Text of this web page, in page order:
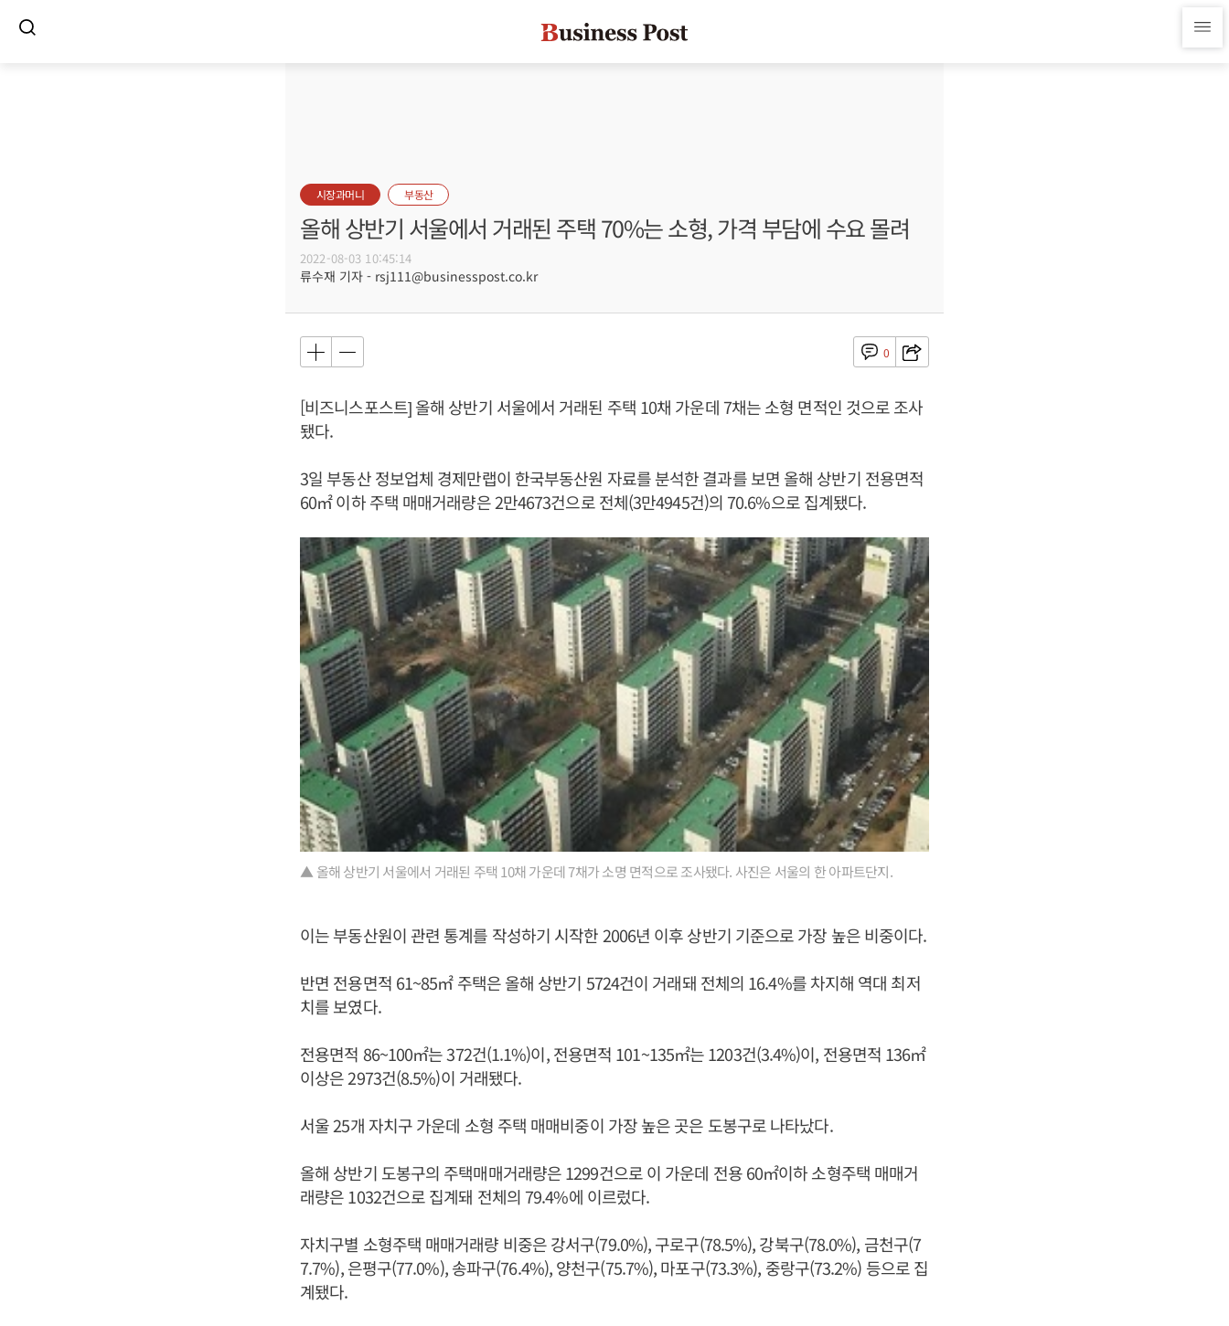
시장과머니 부동산
올해 상반기 서울에서 거래된 주택 70%는 소형, 가격 부담에 수요 몰려
2022-08-03 10:45:14
류수재 기자 - rsj111@businesspost.co.kr
0
[비즈니스포스트] 올해 상반기 서울에서 거래된 주택 10채 가운데 7채는 소형 면적인 것으로 조사
됐다.
3일 부동산 정보업체 경제만랩이 한국부동산원 자료를 분석한 결과를 보면 올해 상반기 전용면적
60㎡ 이하 주택 매매거래량은 2만4673건으로 전체(3만4945건)의 70.6%으로 집계됐다.
▲ 올해 상반기 서울에서 거래된 주택 10채 가운데 7채가 소명 면적으로 조사됐다. 사진은 서울의 한 아파트단지.
이는 부동산원이 관련 통계를 작성하기 시작한 2006년 이후 상반기 기준으로 가장 높은 비중이다.
반면 전용면적 61~85㎡ 주택은 올해 상반기 5724건이 거래돼 전체의 16.4%를 차지해 역대 최저
치를 보였다.
전용면적 86~100㎡는 372건(1.1%)이, 전용면적 101~135㎡는 1203건(3.4%)이, 전용면적 136㎡
이상은 2973건(8.5%)이 거래됐다.
서울 25개 자치구 가운데 소형 주택 매매비중이 가장 높은 곳은 도봉구로 나타났다.
올해 상반기 도봉구의 주택매매거래량은 1299건으로 이 가운데 전용 60㎡이하 소형주택 매매거
래량은 1032건으로 집계돼 전체의 79.4%에 이르렀다.
자치구별 소형주택 매매거래량 비중은 강서구(79.0%), 구로구(78.5%), 강북구(78.0%), 금천구(7
7.7%), 은평구(77.0%), 송파구(76.4%), 양천구(75.7%), 마포구(73.3%), 중랑구(73.2%) 등으로 집
계됐다.